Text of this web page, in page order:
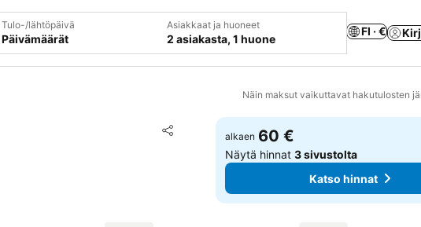
Tulo-/lähtöpäivä
Päivämäärät
Asiakkaat ja huoneet
2 asiakasta, 1 huone
FI · €
Näin maksut vaikuttavat hakutulosten
Jaa
Lisää suosikkeihin
alkaen 60 €
Näytä hinnat3 sivustolta
Katso hinnat